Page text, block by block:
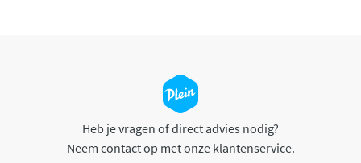
Heb je vragen of direct advies nodig?
Neem contact op met onze klantenservice.